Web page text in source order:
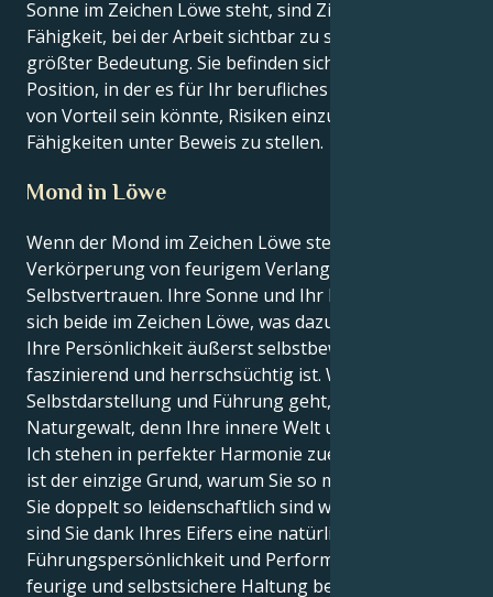
Sonne im Zeichen Löwe steht, sind Ziele und die
Fähigkeit, bei der Arbeit sichtbar zu sein, von
größter Bedeutung. Sie befinden sich jetzt in einer
Position, in der es für Ihr berufliches Fortkommen
von Vorteil sein könnte, Risiken einzugehen und Ihre
Fähigkeiten unter Beweis zu stellen.
Mond in Löwe
Wenn der Mond im Zeichen Löwe steht, sind Sie die
Verkörperung von feurigem Verlangen und
Selbstvertrauen. Ihre Sonne und Ihr Mond befinden
sich beide im Zeichen Löwe, was dazu beiträgt, dass
Ihre Persönlichkeit äußerst selbstbewusst,
faszinierend und herrschsüchtig ist. Wenn es um
Selbstdarstellung und Führung geht, sind Sie eine
Naturgewalt, denn Ihre innere Welt und Ihr wahres
Ich stehen in perfekter Harmonie zueinander. Dies
ist der einzige Grund, warum Sie so mächtig sind. Da
Sie doppelt so leidenschaftlich sind wie der Löwe,
sind Sie dank Ihres Eifers eine natürliche
Führungspersönlichkeit und Performerin. Ihre
feurige und selbstsichere Haltung bedeutet nicht